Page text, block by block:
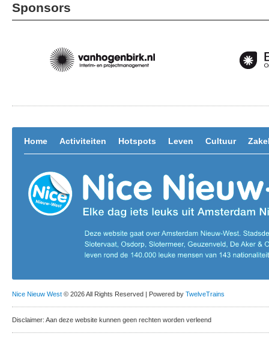
Sponsors
Home Activiteiten Hotspots Leven Cultuur
Nice Nieuw West © 2026 All Rights Reserved | Powered by TwelveTrains
Disclaimer: Aan deze website kunnen geen rechten worden verleend